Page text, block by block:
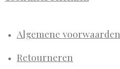
Algemene voorwaarden
Retourneren